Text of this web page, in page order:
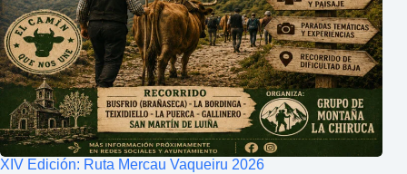
XIV Edición: Ruta Mercau Vaqueiru 2026